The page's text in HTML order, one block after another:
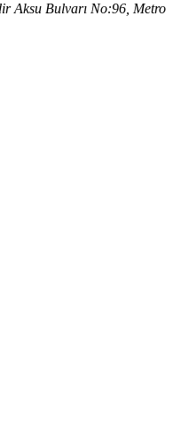
Aksu Bulvarı No:96, Metro